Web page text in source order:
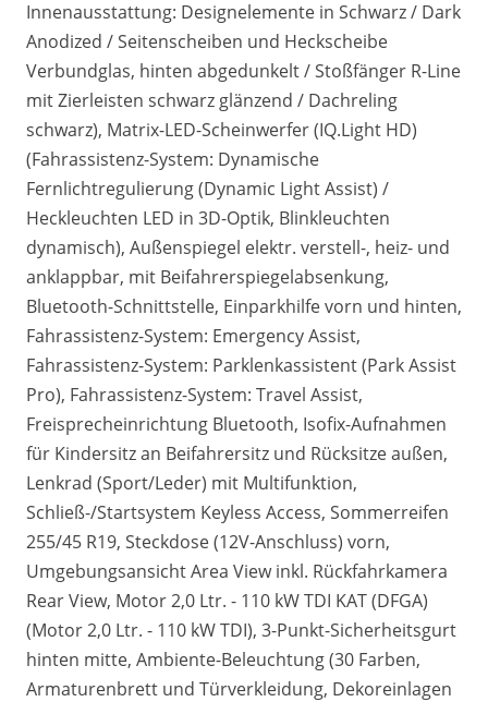
Innenausstattung: Designelemente in Schwarz / Dark
Anodized / Seitenscheiben und Heckscheibe
Verbundglas, hinten abgedunkelt / Stoßfänger R-Line
mit Zierleisten schwarz glänzend / Dachreling
schwarz), Matrix-LED-Scheinwerfer (IQ.Light HD)
(Fahrassistenz-System: Dynamische
Fernlichtregulierung (Dynamic Light Assist) /
Heckleuchten LED in 3D-Optik, Blinkleuchten
dynamisch), Außenspiegel elektr. verstell-, heiz- und
anklappbar, mit Beifahrerspiegelabsenkung,
Bluetooth-Schnittstelle, Einparkhilfe vorn und hinten,
Fahrassistenz-System: Emergency Assist,
Fahrassistenz-System: Parklenkassistent (Park Assist
Pro), Fahrassistenz-System: Travel Assist,
Freisprecheinrichtung Bluetooth, Isofix-Aufnahmen
für Kindersitz an Beifahrersitz und Rücksitze außen,
Lenkrad (Sport/Leder) mit Multifunktion,
Schließ-/Startsystem Keyless Access, Sommerreifen
255/45 R19, Steckdose (12V-Anschluss) vorn,
Umgebungsansicht Area View inkl. Rückfahrkamera
Rear View, Motor 2,0 Ltr. - 110 kW TDI KAT (DFGA)
(Motor 2,0 Ltr. - 110 kW TDI), 3-Punkt-Sicherheitsgurt
hinten mitte, Ambiente-Beleuchtung (30 Farben,
Armaturenbrett und Türverkleidung, Dekoreinlagen